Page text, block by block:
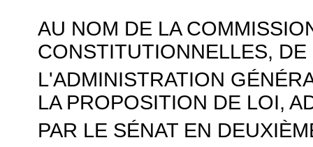
AU NOM DE LA
CONSTITUTIONNELLES,
L'ADMINISTRATION
LA PROPOSITION DE LOI,
PAR LE SÉNAT EN